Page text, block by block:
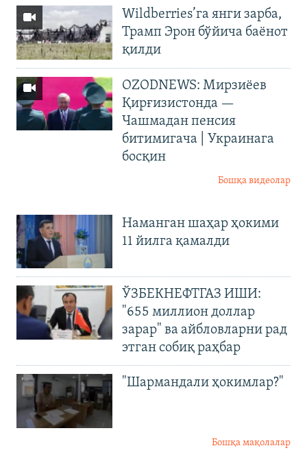
Wildberries’га янги зарба,
Трамп Эрон бўйича баёнот
қилди
OZODNEWS: Мирзиёев
Қирғизистонда —
Чашмадан пенсия
битимигача | Украинага
босқин
Бошқа видеолар
Наманган шаҳар ҳокими
11 йилга қамалди
ЎЗБЕКНЕФТГАЗ ИШИ:
"655 миллион доллар
зарар" ва айбловларни рад
этган собиқ раҳбар
"Шармандали ҳокимлар?"
Бошқа мақолалар